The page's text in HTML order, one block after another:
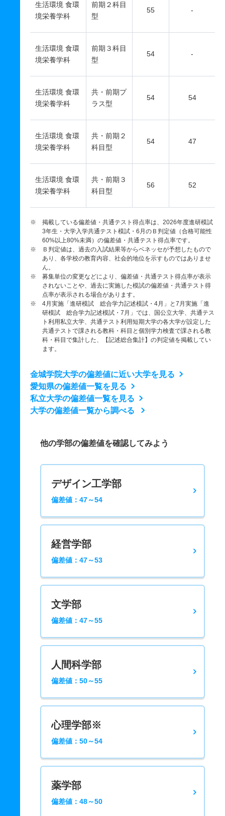
生活環境 食環
境栄養学科
前期２科目
型
55 -
生活環境 食環
境栄養学科
前期３科目
型
54 -
生活環境 食環
境栄養学科
共・前期プ
ラス型
54 54
生活環境 食環
境栄養学科
共・前期２
科目型
54 47
生活環境 食環
境栄養学科
共・前期３
科目型
56 52
※ 掲載している偏差値・共通テスト得点率は、2026年度進研模試
3年生・大学入学共通テスト模試・6月のＢ判定値（合格可能性
60%以上80%未満）の偏差値・共通テスト得点率です。
※ Ｂ判定値は、過去の入試結果等からベネッセが予想したもので
あり、各学校の教育内容、社会的地位を示すものではありませ
ん。
※ 募集単位の変更などにより、偏差値・共通テスト得点率が表示
されないことや、過去に実施した模試の偏差値・共通テスト得
点率が表示される場合があります。
※ 4月実施「進研模試 総合学力記述模試・4月」と7月実施「進
研模試 総合学力記述模試・7月」では、国公立大学、共通テス
ト利用私立大学、共通テスト利用短期大学の各大学が設定した
共通テストで課される教科・科目と個別学力検査で課される教
科・科目で集計した、【記述総合集計】の判定値を掲載してい
ます。
金城学院大学の偏差値に近い大学を見る
愛知県の偏差値一覧を見る
私立大学の偏差値一覧を見る
大学の偏差値一覧から調べる
他の学部の偏差値を確認してみよう
デザイン工学部
偏差値：47～54
経営学部
偏差値：47～53
文学部
偏差値：47～55
人間科学部
偏差値：50～55
心理学部※
偏差値：50～54
薬学部
偏差値：48～50